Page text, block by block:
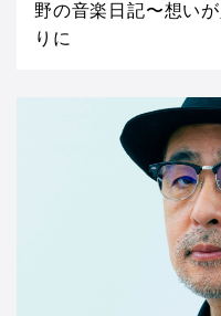
野の音楽日記〜想い
りに